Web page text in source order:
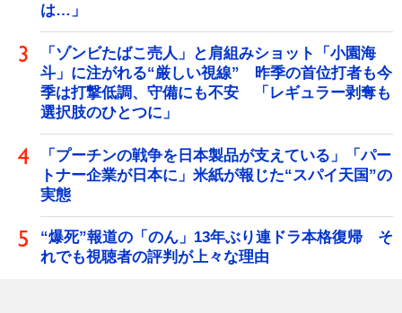
は…」
「ゾンビたばこ売人」と肩組みショット「小園海
斗」に注がれる“厳しい視線” 昨季の首位打者も今
季は打撃低調、守備にも不安 「レギュラー剥奪も
選択肢のひとつに」
「プーチンの戦争を日本製品が支えている」「パー
トナー企業が日本に」米紙が報じた“スパイ天国”の
実態
“爆死”報道の「のん」13年ぶり連ドラ本格復帰 そ
れでも視聴者の評判が上々な理由